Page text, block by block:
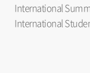
International
International